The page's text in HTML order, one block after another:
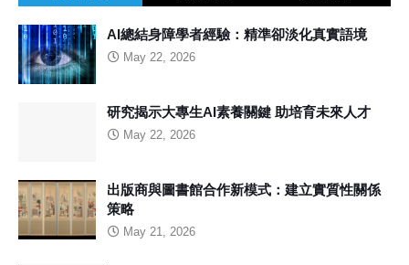
AI總結身障學者經驗：精準卻淡化真實語境
May 22, 2026
研究揭示大專生AI素養關鍵 助培育未來人才
May 22, 2026
出版商與圖書館合作新模式：建立實質性關係
策略
May 21, 2026